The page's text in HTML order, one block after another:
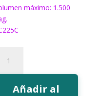
máximo: 1.500
Añadir al